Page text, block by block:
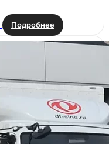
Подробнее